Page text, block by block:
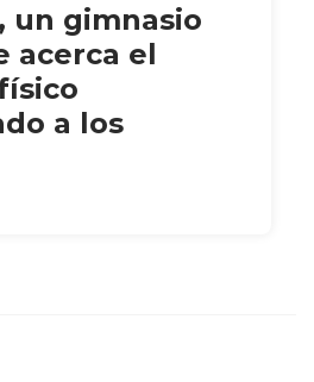
un gimnasio
acerca el
a los